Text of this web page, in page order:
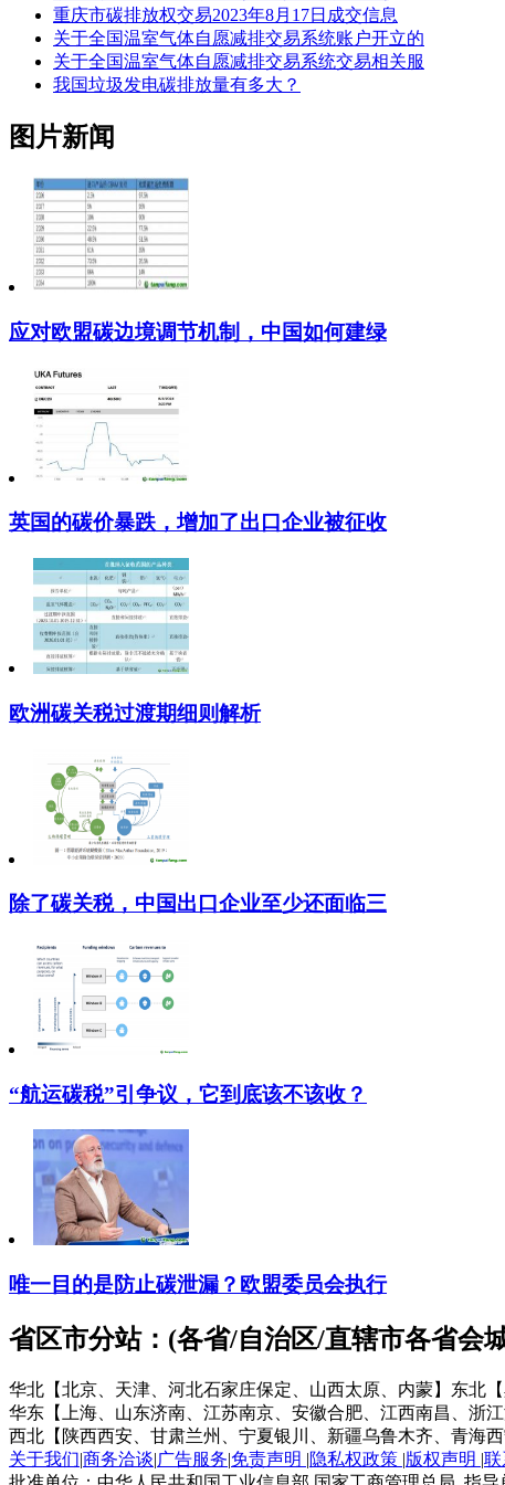
重庆市碳排放权交易2023年8月17日成交信息
关于全国温室气体自愿减排交易系统账户开立的
关于全国温室气体自愿减排交易系统交易相关服
我国垃圾发电碳排放量有多大？
图片新闻
应对欧盟碳边境调节机制，中国如何建绿
英国的碳价暴跌，增加了出口企业被征收
欧洲碳关税过渡期细则解析
除了碳关税，中国出口企业至少还面临三
“航运碳税”引争议，它到底该不该收？
唯一目的是防止碳泄漏？欧盟委员会执行
省区市分站：(各省/自治区/直辖市各省会
华北【北京、天津、河北石家庄保定、山西太原、内蒙】 东北
华东【上海、山东济南、江苏南京、安徽合肥、江西南昌、浙江
西北【陕西西安、甘肃兰州、宁夏银川、新疆乌鲁木齐、青海西
关于我们|商务洽谈|广告服务|免责声明 |隐私权政策 |版权声明 |联